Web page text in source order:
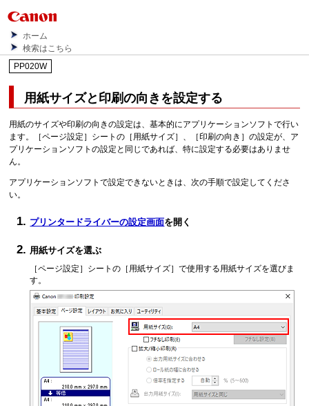
ホーム
検索はこちら
PP020W
用紙サイズと印刷の向きを設定する
用紙のサイズや印刷の向きの設定は、基本的にアプリケーションソフトで行い
ます。
［ページ設定］ シートの ［用紙サイズ］ 、 ［印刷の向き］の設定が、ア
プリケーションソフトの設定と同じであれば、特に設定する必要はありませ
ん。
アプリケーションソフトで設定できないときは、次の手順で設定してくださ
い。
プリンタードライバーの設定画面を開く
用紙サイズを選ぶ
［ページ設定］ シートの ［用紙サイズ］で使用する用紙サイズを選びま
す。